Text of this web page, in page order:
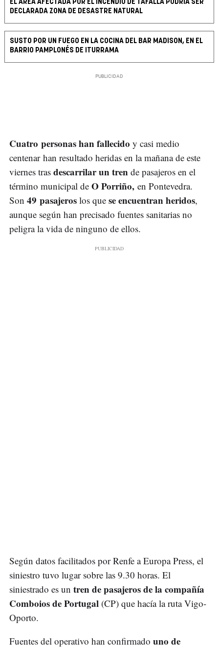
EL ÁREA AFECTADA POR EL INCENDIO DE TAFALLA PODRÍA SER
DECLARADA ZONA DE DESASTRE NATURAL
SUSTO POR UN FUEGO EN LA COCINA DEL BAR MADISON, EN EL
BARRIO PAMPLONÉS DE ITURRAMA
Cuatro personas han fallecido y casi medio
centenar han resultado heridas en la mañana de este
viernes tras descarrilar un tren de pasajeros en el
término municipal de O Porriño, en Pontevedra.
Son 49 pasajeros los que se encuentran heridos,
aunque según han precisado fuentes sanitarias no
peligra la vida de ninguno de ellos.
Según datos facilitados por Renfe a Europa Press, el
siniestro tuvo lugar sobre las 9.30 horas. El
siniestrado es un tren de pasajeros de la compañía
Comboios de Portugal (CP) que hacía la ruta Vigo-
Oporto.
Fuentes del operativo han confirmado uno de